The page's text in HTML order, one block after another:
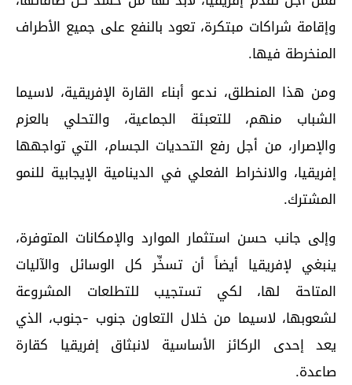
وإقامة شراكات مبتكرة، تعود بالنفع على جميع الأطراف
المنخرطة فيها.
ومن هذا المنطلق، ندعو أبناء القارة الإفريقية، لاسيما
الشباب منهم، للتعبئة الجماعية، والتحلي بالعزم
والإصرار، من أجل رفع التحديات الجسام، التي تواجهها
إفريقيا، والانخراط الفعلي في الدينامية الإيجابية للنمو
المشترك.
وإلى جانب حسن استثمار الموارد والإمكانات المتوفرة،
ينبغي لإفريقيا أيضاً أن تسخِّر كل الوسائل والآليات
المتاحة لها، لكي تستجيب للتطلعات المشروعة
لشعوبها، لاسيما من خلال التعاون جنوب -جنوب، الذي
يعد إحدى الركائز الأساسية لانبثاق إفريقيا كقارة
صاعدة.